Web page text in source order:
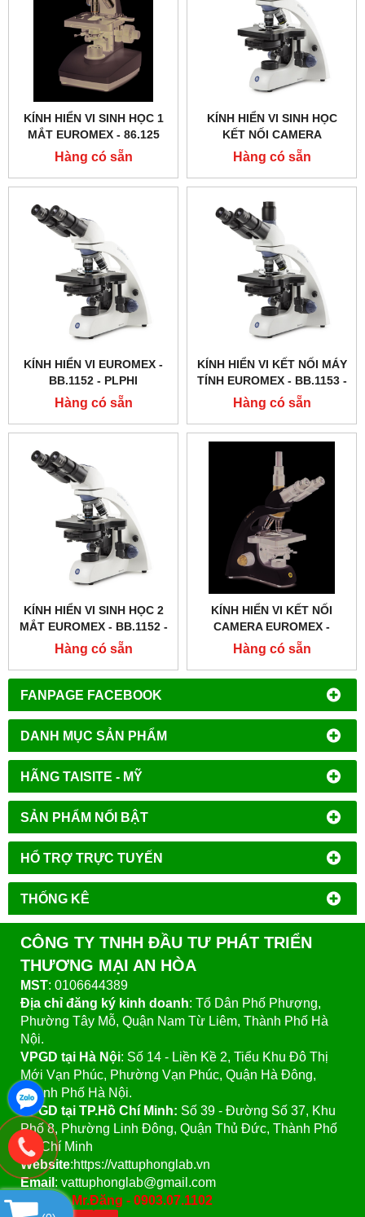
FANPAGE FACEBOOK
DANH MỤC SẢN PHẨM
HÃNG TAISITE - MỸ
SẢN PHẨM NỔI BẬT
HỔ TRỢ TRỰC TUYẾN
THỐNG KÊ
KÍNH HIỂN VI SINH HỌC 1
MẮT EUROMEX - 86.125
Hàng có sẵn
KÍNH HIỂN VI SINH HỌC
KẾT NỐI CAMERA
EUROMEX - BB.1153 ‑
PLPHI
Hàng có sẵn
KÍNH HIỂN VI EUROMEX -
BB.1152 ‑ PLPHI
Hàng có sẵn
KÍNH HIỂN VI KẾT NỐI MÁY
TÍNH EUROMEX - BB.1153 ‑
PLPH
Hàng có sẵn
KÍNH HIỂN VI SINH HỌC 2
MẮT EUROMEX - BB.1152 ‑
PLPH
Hàng có sẵn
KÍNH HIỂN VI KẾT NỐI
CAMERA EUROMEX -
BB.1153 ‑ PLI
Hàng có sẵn
CÔNG TY TNHH ĐẦU TƯ PHÁT TRIỂN
THƯƠNG MẠI AN HÒA
MST: 0106644389
Địa chỉ đăng ký kinh doanh: Tổ Dân Phố Phượng,
Phường Tây Mỗ, Quận Nam Từ Liêm, Thành Phố Hà
Nội.
VPGD tại Hà Nội: Số 14 - Liền Kề 2, Tiểu Khu Đô Thị
Mới Vạn Phúc, Phường Vạn Phúc, Quận Hà Đông,
Thành Phố Hà Nội.
VPGD tại TP.Hồ Chí Minh: Số 39 - Đường Số 37, Khu
Phố 8, Phường Linh Đông, Quận Thủ Đức, Thành Phố
Hồ Chí Minh
Website:https://vattuphonglab.vn
Email : vattuphonglab@gmail.com
Hotline: Mr.Đăng - 0903.07.1102